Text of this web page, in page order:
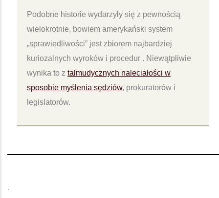
Podobne historie wydarzyły się z pewnością
wielokrotnie, bowiem amerykański system
„sprawiedliwości” jest zbiorem najbardziej
kuriozalnych wyroków i procedur . Niewątpliwie
wynika to z talmudycznych naleciałości w
sposobie myślenia sędziów, prokuratorów i
legislatorów.